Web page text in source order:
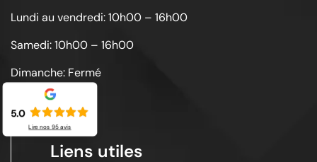
Lundi au vendredi: 10h00 – 16h00
Samedi: 10h00 – 16h00
Dimanche: Fermé
Liens utiles
5.0
Lire nos 95avis